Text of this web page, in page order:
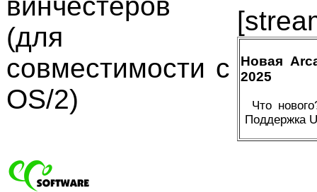
винчестеров
(для
совместимости с
OS/2)
Новая
2025
Что
Поддержка